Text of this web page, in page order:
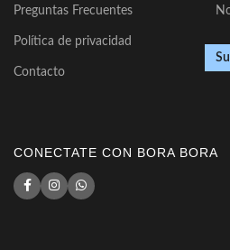
Preguntas Frecuentes
Política de privacidad
Contacto
CONECTATE CON BORA BORA